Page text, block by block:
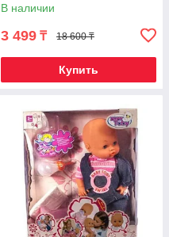
качественная реплика}
В наличии
3 499 ₸ 18 600 ₸
Купить